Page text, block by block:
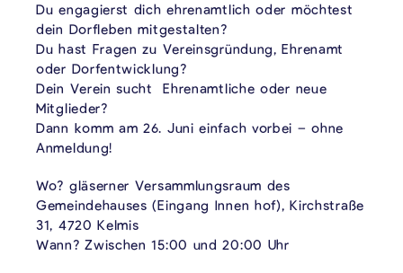
Du engagierst dich ehrenamtlich oder möchtest
dein Dorfleben mitgestalten?
Du hast Fragen zu Vereinsgründung, Ehrenamt
oder Dorfentwicklung?
Dein Verein sucht Ehrenamtliche oder neue
Mitglieder?
Dann komm am 26. Juni einfach vorbei – ohne
Anmeldung!
Wo? gläserner Versammlungsraum des
Gemeindehauses (Eingang Innen hof), Kirchstraße
31, 4720 Kelmis
Wann? Zwischen 15:00 und 20:00 Uhr